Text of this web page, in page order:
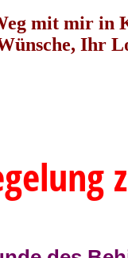
mit mir in
Ihr